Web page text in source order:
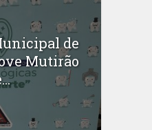
de
Mutirão